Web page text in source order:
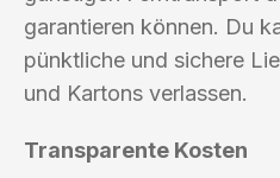
garantieren können. Du
pünktliche und sichere
und Kartons verlassen.
Transparente Kosten